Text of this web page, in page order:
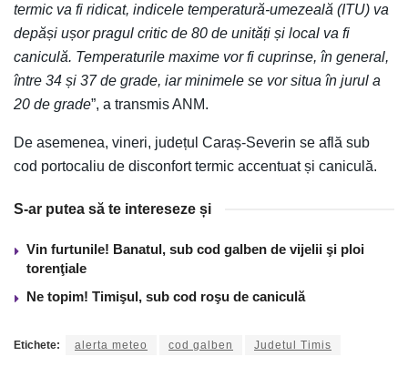
termic va fi ridicat, indicele temperatură-umezeală (ITU) va
depăși ușor pragul critic de 80 de unități și local va fi
caniculă. Temperaturile maxime vor fi cuprinse, în general,
între 34 și 37 de grade, iar minimele se vor situa în jurul a
20 de grade”, a transmis ANM.
De asemenea, vineri, județul Caraș-Severin se află sub
cod portocaliu de disconfort termic accentuat și caniculă.
S-ar putea să te intereseze și
Vin furtunile! Banatul, sub cod galben de vijelii şi ploi
torenţiale
Ne topim! Timişul, sub cod roşu de caniculă
Etichete: alerta meteo cod galben Judetul Timis